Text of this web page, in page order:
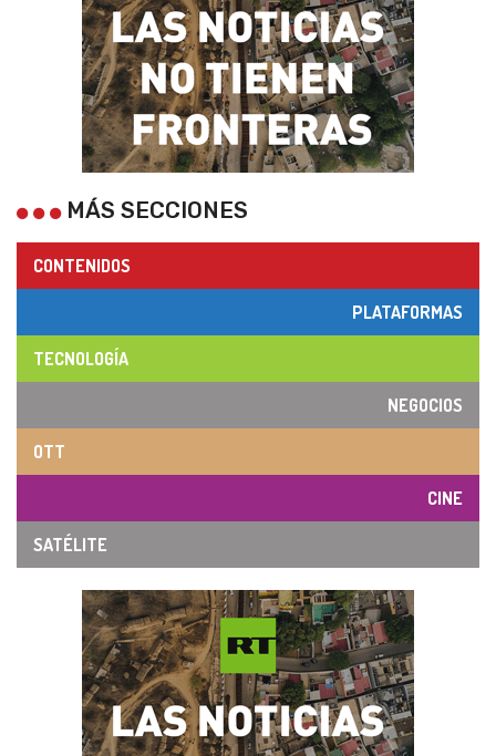
MÁS SECCIONES
CONTENIDOS
PLATAFORMAS
TECNOLOGÍA
NEGOCIOS
OTT
CINE
SATÉLITE